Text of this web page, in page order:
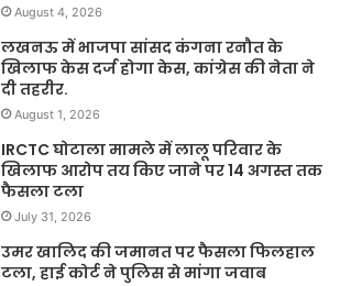
August 4, 2026
लखनऊ में भाजपा सांसद कंगना रनौत के
खिलाफ केस दर्ज होगा केस, कांग्रेस की नेता ने
दी तहरीर.
August 1, 2026
IRCTC घोटाला मामले में लालू परिवार के
खिलाफ आरोप तय किए जाने पर 14 अगस्त तक
फैसला टला
July 31, 2026
उमर खालिद की जमानत पर फैसला फिलहाल
टला, हाई कोर्ट ने पुलिस से मांगा जवाब